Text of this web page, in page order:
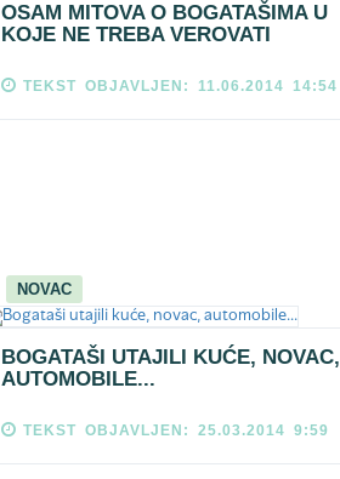
OSAM MITOVA O BOGATAŠIMA U
KOJE NE TREBA VEROVATI
TEKST OBJAVLJEN: 11.06.2014 14:54
NOVAC
BOGATAŠI UTAJILI KUĆE, NOVAC,
AUTOMOBILE...
TEKST OBJAVLJEN: 25.03.2014 9:59